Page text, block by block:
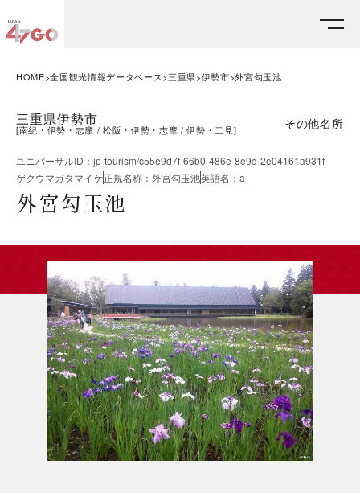
HOME 全国観光情報データベース 三重県 伊勢市 外宮勾玉池
三重県伊勢市
[南紀・伊勢・志摩 松阪・伊勢・志摩 伊勢・二見] その他名所
ユニバーサルID ： jp-tourism/c55e9d7f-66b0-486e-8e9d-2e04161a931f
ゲクウマガタマイケ正規名称 ： 外宮勾玉池英語名 ： a
外宮勾玉池